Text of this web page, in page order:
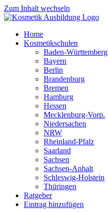
Zum Inhalt wechseln
Home
Kosmetikschulen
Baden-Württemberg
Bayern
Berlin
Brandenburg
Bremen
Hamburg
Hessen
Mecklenburg-Vorp.
Niedersachen
NRW
Rheinland-Pfalz
Saarland
Sachsen
Sachsen-Anhalt
Schleswig-Holstein
Thüringen
Ratgeber
Eintrag hinzufügen